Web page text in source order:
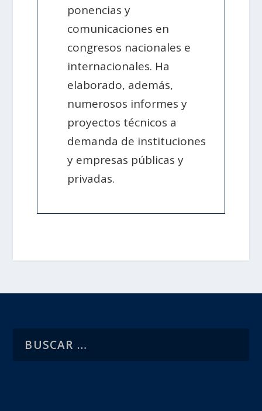
ponencias y
comunicaciones en
congresos nacionales e
internacionales. Ha
elaborado, además,
numerosos informes y
proyectos técnicos a
demanda de instituciones
y empresas públicas y
privadas.